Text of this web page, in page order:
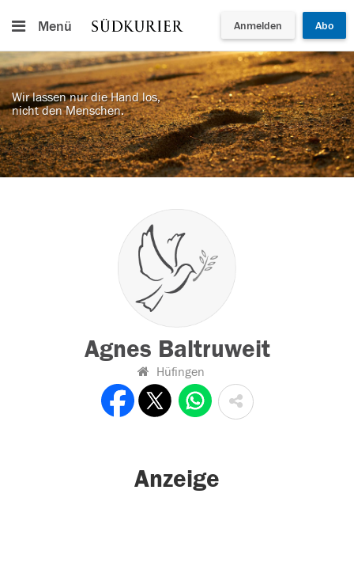
Menü Anmelden Abo
Wir lassen nur die Hand los,
nicht den Menschen.
Agnes Baltruweit
Hüfingen
Anzeige